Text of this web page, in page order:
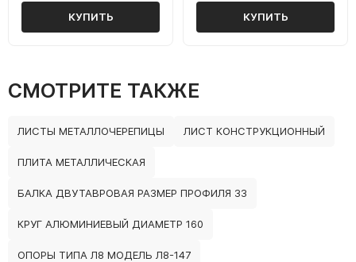
КУПИТЬ КУПИТЬ
СМОТРИТЕ ТАКЖЕ
ЛИСТЫ МЕТАЛЛОЧЕРЕПИЦЫ ЛИСТ КОНСТРУКЦИОННЫЙ
ПЛИТА МЕТАЛЛИЧЕСКАЯ
БАЛКА ДВУТАВРОВАЯ РАЗМЕР ПРОФИЛЯ 33
КРУГ АЛЮМИНИЕВЫЙ ДИАМЕТР 160
ОПОРЫ ТИПА Л8 МОДЕЛЬ Л8-147